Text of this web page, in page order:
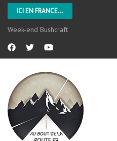
ICI EN FRANCE...
Week-end Bushcraft